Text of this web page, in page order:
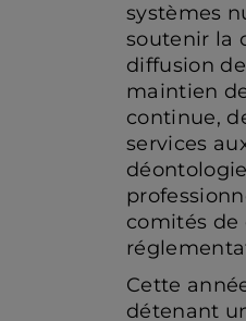
systèmes
soutenir la
diffusion
maintien
continue,
services
comités de
Cette
détenant